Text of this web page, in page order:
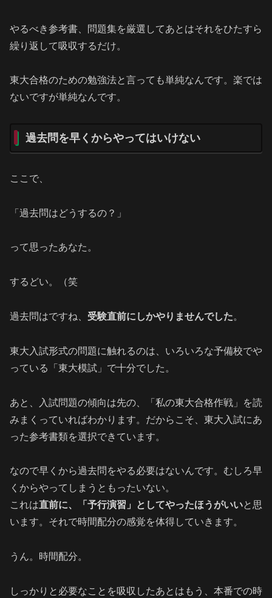
やるべき参考書、問題集を厳選してあとはそれをひたすら
繰り返して吸収するだけ。
東大合格のための勉強法と言っても単純なんです。楽では
ないですが単純なんです。
過去問を早くからやってはいけない
ここで、
「過去問はどうするの？」
って思ったあなた。
するどい。（笑
過去問はですね、 受験直前にしかやりませんでした。
東大入試形式の問題に触れるのは、いろいろな予備校でや
っている「東大模試」で十分でした。
あと、入試問題の傾向は先の、「私の東大合格作戦」を読
みまくっていればわかります。だからこそ、東大入試にあ
った参考書類を選択できています。
なので早くから過去問をやる必要はないんです。むしろ早
くからやってしまうともったいない。
これは直前に、「予行演習」としてやったほうがいいと思
います。それで時間配分の感覚を体得していきます。
うん。時間配分。
しっかりと必要なことを吸収したあとはもう、本番での時